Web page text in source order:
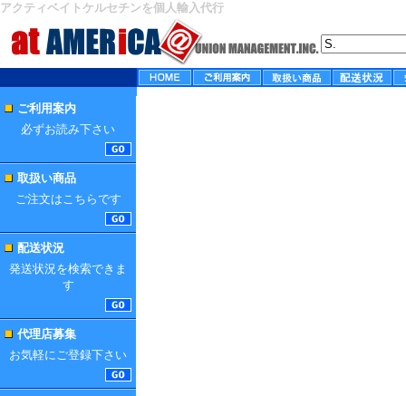
アクティベイトケルセチンを個人輸入代行
ご利用案内
必ずお読み下さい
取扱い商品
ご注文はこちらです
配送状況
発送状況を検索できま
す
代理店募集
お気軽にご登録下さい